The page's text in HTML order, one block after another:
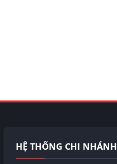
HỆ THỐNG CHI NHÁNH